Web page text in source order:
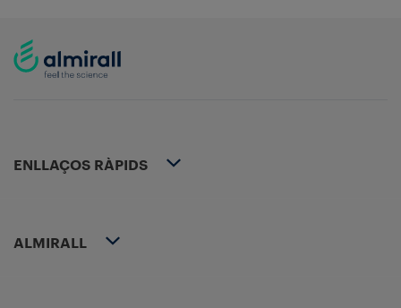
ENLLAÇOS RÀPIDS
ALMIRALL